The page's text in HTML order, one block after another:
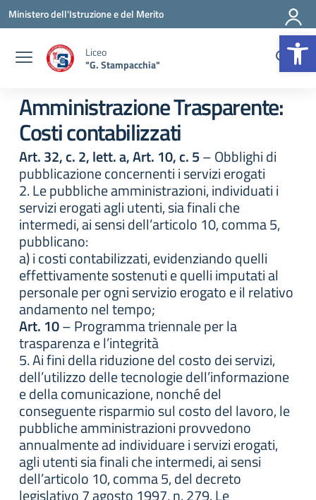
Vai ai contenuti
Vai al menu di navigazione
Vai al footer
Ministero dell'Istruzione e del Merito
Liceo
"G. Stampacchia"
Amministrazione Trasparente:
Costi contabilizzati
Art. 32, c. 2, lett. a, Art. 10, c. 5– Obblighi di
pubblicazione concernenti i servizi erogati
2. Le pubbliche amministrazioni, individuati i
servizi erogati agli utenti, sia finali che
intermedi, ai sensi dell’articolo 10, comma 5,
pubblicano:
a) i costi contabilizzati, evidenziando quelli
effettivamente sostenuti e quelli imputati al
personale per ogni servizio erogato e il relativo
andamento nel tempo;
Art. 10– Programma triennale per la
trasparenza e l’integrità
5. Ai fini della riduzione del costo dei servizi,
dell’utilizzo delle tecnologie dell’informazione
e della comunicazione, nonché del
conseguente risparmio sul costo del lavoro, le
pubbliche amministrazioni provvedono
annualmente ad individuare i servizi erogati,
agli utenti sia finali che intermedi, ai sensi
dell’articolo 10, comma 5, del decreto
legislativo 7 agosto 1997, n. 279. Le